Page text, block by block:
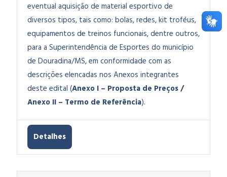
eventual aquisição de material esportivo de
diversos tipos, tais como: bolas, redes, kit troféus,
equipamentos de treinos funcionais, dentre outros,
para a Superintendência de Esportes do município
de Douradina/MS, em conformidade com as
descrições elencadas nos Anexos integrantes
deste edital (Anexo I – Proposta de Preços /
Anexo II – Termo de Referência).
Detalhes